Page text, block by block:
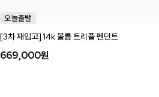
[3차 재입고] 14k 볼륨 트리플 펜던트
669,000원